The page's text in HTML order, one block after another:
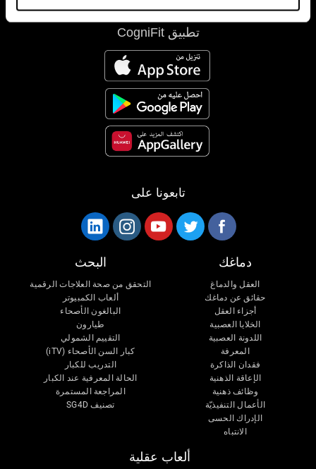
تطبيق CogniFit
تابعونا على
دماغك
العقل والدماغ
حقائق عن دماغك
أجزاء العقل
الخلايا العصبية
اللدونة العصبية
المعرفة
فقدان الذاكرة
الإعاقة الذهنية
وظائف ذهنية
الأعمال التنفيذيّة
الإدراك الحسى
الانتباه
البحث
التحقق من صحة العلاجات الرقمية
ألعاب الكمبيوتر
البالغون الأصحاء
طيارون
التقييم الشمولي
كبار السن الأصحاء (iTV)
التدريب للكبار
الحالة المعرفية عند الكبار
المراجعة المستمرة
تصنيف SG4D
ألعاب عقلية